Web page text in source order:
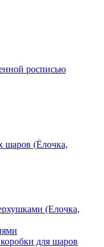
росписью
шаров (Ёлочка,
(Елочка,
для шаров